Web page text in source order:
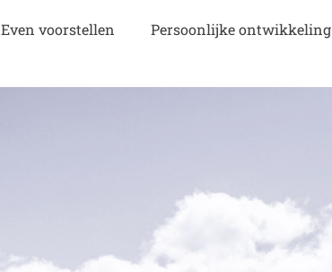
Even voorstellen Persoonlijke ontwikkeling